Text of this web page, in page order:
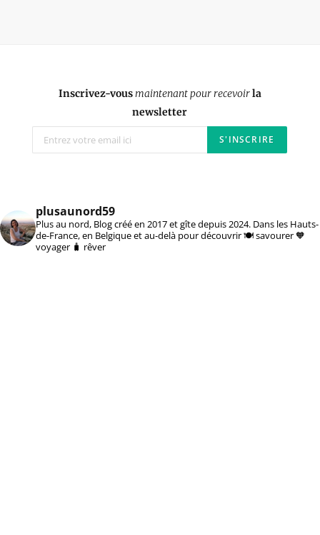
Inscrivez-vousmaintenant pour recevoirla
newsletter
plusaunord59
Plus au nord, Blog créé en 2017 et gîte depuis 2024. Dans les Hauts-
de-France, en Belgique et au-delà pour découvrir 🍽️ savourer 🧡
voyager 🧳 rêver